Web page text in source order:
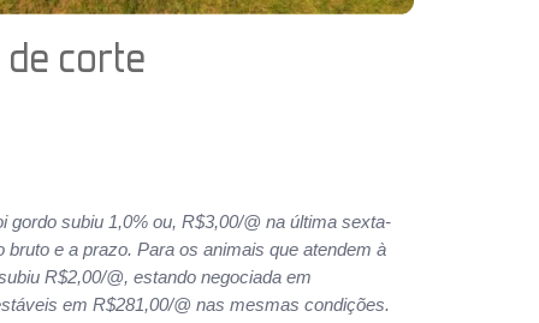
corte
subiu 1,0% ou, R$3,00/@ na última sexta-
e a prazo. Para os animais que atendem à
R$2,00/@, estando negociada em
em R$281,00/@ nas mesmas condições.